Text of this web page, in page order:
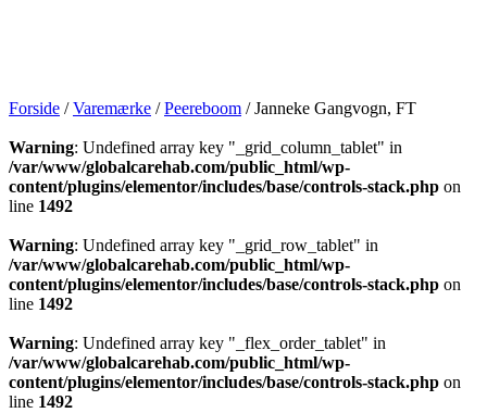
Forside /Varemærke /Peereboom / Janneke Gangvogn, FT
Warning: Undefined array key "_grid_column_tablet" in
/var/www/globalcarehab.com/public_html/wp-
content/plugins/elementor/includes/base/controls-stack.php on
line 1492
Warning: Undefined array key "_grid_row_tablet" in
/var/www/globalcarehab.com/public_html/wp-
content/plugins/elementor/includes/base/controls-stack.php on
line 1492
Warning: Undefined array key "_flex_order_tablet" in
/var/www/globalcarehab.com/public_html/wp-
content/plugins/elementor/includes/base/controls-stack.php on
line 1492